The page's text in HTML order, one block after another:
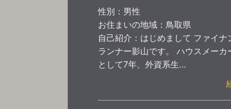
性別： 男性
お住まいの地域： 鳥取県
自己紹介： はじめまして ファイナ
ランナー影山です。 ハウスメーカ
として7年、外資系生...